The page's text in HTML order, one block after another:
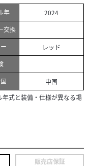
年
2024
交換
レッド
中国
式と装備・仕様が異なる場
販売店保証